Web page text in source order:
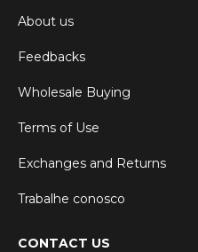
About us
Feedbacks
Wholesale Buying
Terms of Use
Exchanges and Returns
Trabalhe conosco
CONTACT US